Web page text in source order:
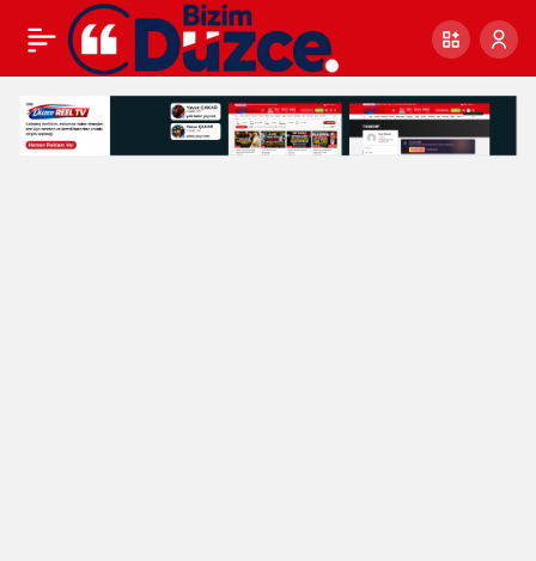
ESKİ BAKANLARDAN
KEŞİR VE
0 Paylaş